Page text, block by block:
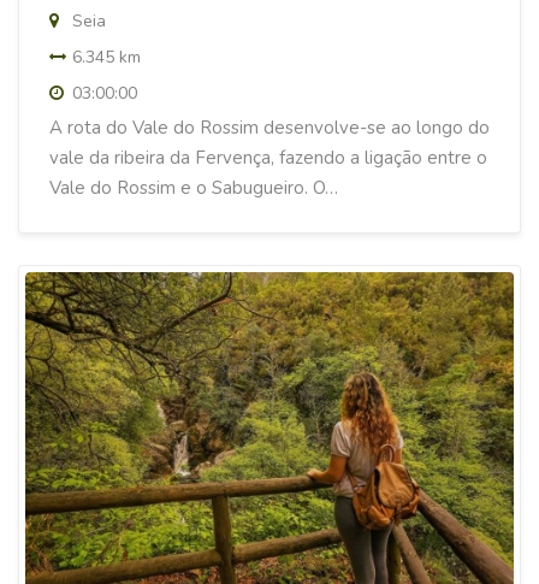
Seia
6.345 km
03:00:00
A rota do Vale do Rossim desenvolve-se ao longo do
vale da ribeira da Fervença, fazendo a ligação entre o
Vale do Rossim e o Sabugueiro. O…